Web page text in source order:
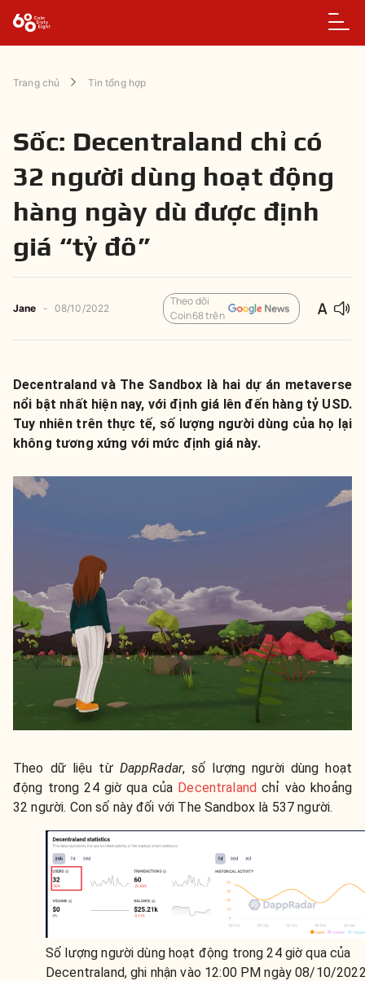
Trang chủ Tin tổng hợp
Sốc: Decentraland chỉ có
32 người dùng hoạt động
hàng ngày dù được định
giá “tỷ đô”
Jane - 08/10/2022
Theo dõi
Coin68 trên
Decentraland và The Sandbox là hai dự án metaverse
nổi bật nhất hiện nay, với định giá lên đến hàng tỷ USD.
Tuy nhiên trên thực tế, số lượng người dùng của họ lại
không tương xứng với mức định giá này.
Theo dữ liệu từ DappRadar, số lượng người dùng hoạt
động trong 24 giờ qua của Decentraland chỉ vào khoảng
32 người. Con số này đối với The Sandbox là 537 người.
Số lượng người dùng hoạt động trong 24 giờ qua của
Decentraland, ghi nhận vào 12:00 PM ngày 08/10/